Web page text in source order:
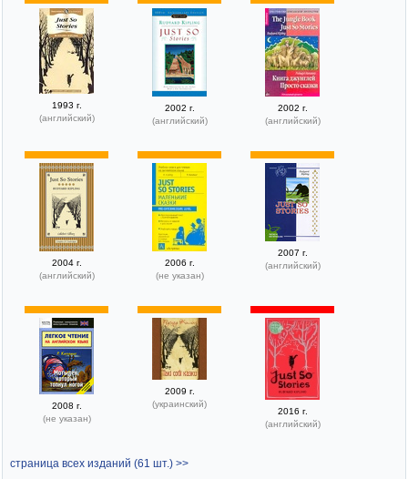
1993 г.
(английский)
2002 г.
(английский)
2002 г.
(английский)
2004 г.
(английский)
2006 г.
(не указан)
2007 г.
(английский)
2008 г.
(не указан)
2009 г.
(украинский)
2016 г.
(английский)
страница всех изданий (61 шт.) >>